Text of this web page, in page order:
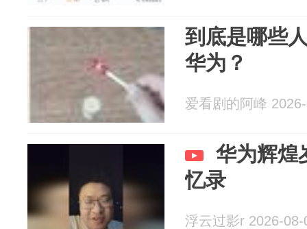
到底是哪些
华为？
爱看剧的阿峰
华为辉煌
忆录
浮云过影r 2026-08-